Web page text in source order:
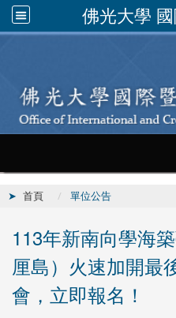
佛光大學
首頁 單位公告
113年新南向學海
厘島）火速加開最
會，立即報名！